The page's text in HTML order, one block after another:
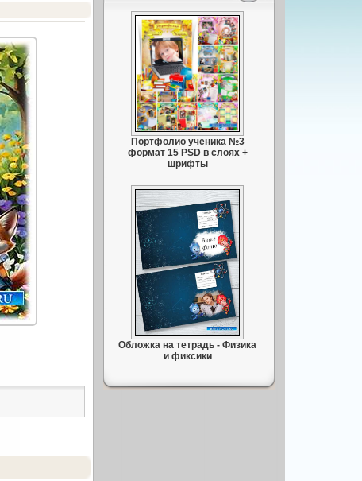
Портфолио ученика №3
формат 15 PSD в слоях +
шрифты
Обложка на тетрадь - Физика
и фиксики